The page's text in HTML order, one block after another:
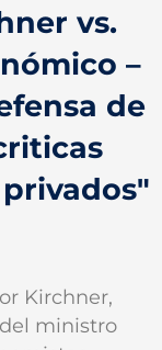
vs.
–
de
Kirchner,
ministro